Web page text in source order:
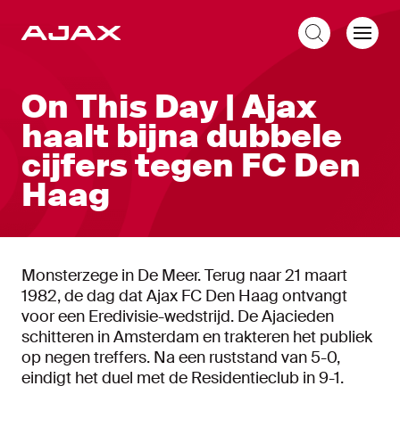
On This Day | Ajax
haalt bijna dubbele
cijfers tegen FC Den
Haag
Monsterzege in De Meer. Terug naar 21 maart
1982, de dag dat Ajax FC Den Haag ontvangt
voor een Eredivisie-wedstrijd. De Ajacieden
schitteren in Amsterdam en trakteren het publiek
op negen treffers. Na een ruststand van 5-0,
eindigt het duel met de Residentieclub in 9-1.